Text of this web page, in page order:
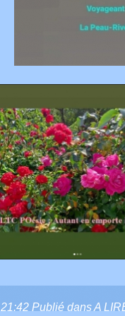
21:42 Publié dansA